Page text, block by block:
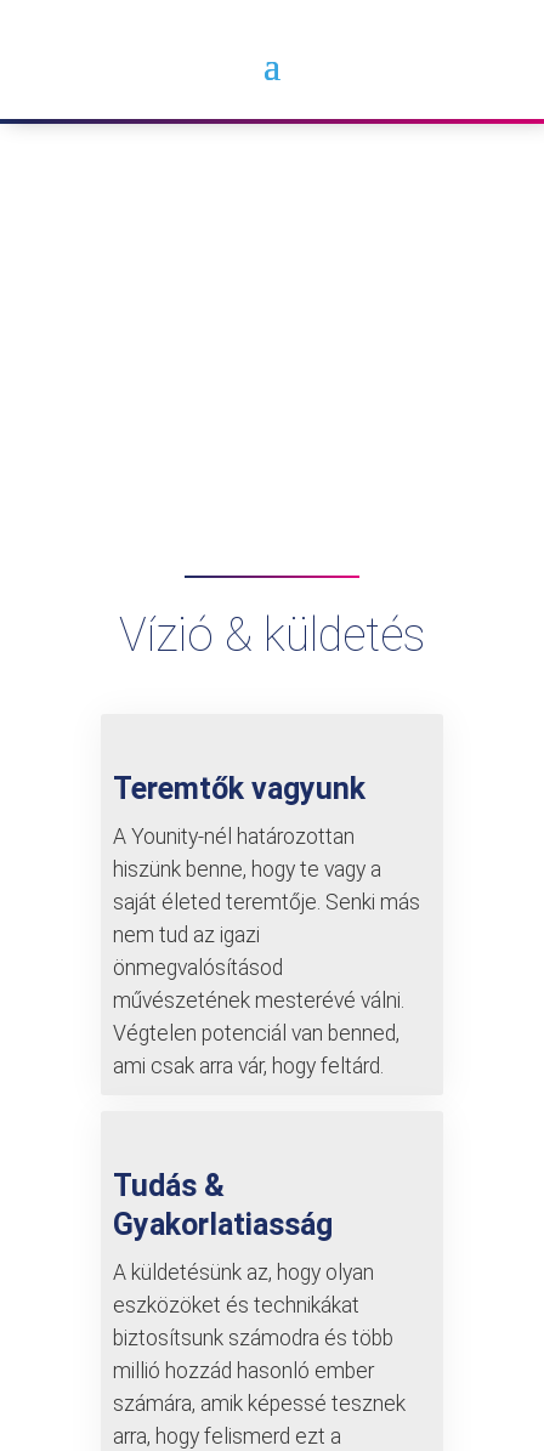
Vízió & küldetés
Teremtők vagyunk
A Younity-nél határozottan
hiszünk benne, hogy te vagy a
saját életed teremtője. Senki más
nem tud az igazi
önmegvalósításod
művészetének mesterévé válni.
Végtelen potenciál van benned,
ami csak arra vár, hogy feltárd.
Tudás &
Gyakorlatiasság
A küldetésünk az, hogy olyan
eszközöket és technikákat
biztosítsunk számodra és több
millió hozzád hasonló ember
számára, amik képessé tesznek
arra, hogy felismerd ezt a